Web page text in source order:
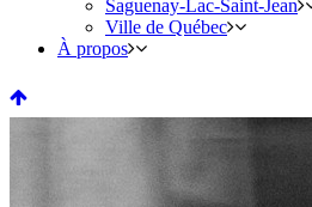
Saguenay-Lac-Saint-Jean
Ville de Québec
À propos